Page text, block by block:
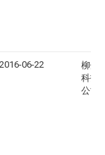
2016-06-22
柳州
科技
公司